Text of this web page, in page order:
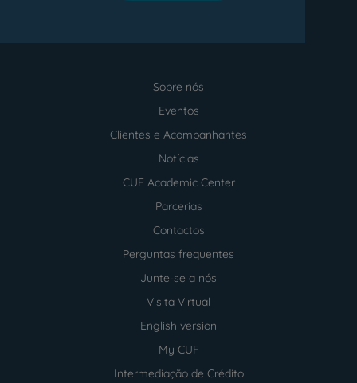
Sobre nós
Eventos
Clientes e Acompanhantes
Notícias
CUF Academic Center
Parcerias
Contactos
Perguntas frequentes
Junte-se a nós
Visita Virtual
English version
My CUF
Intermediação de Crédito